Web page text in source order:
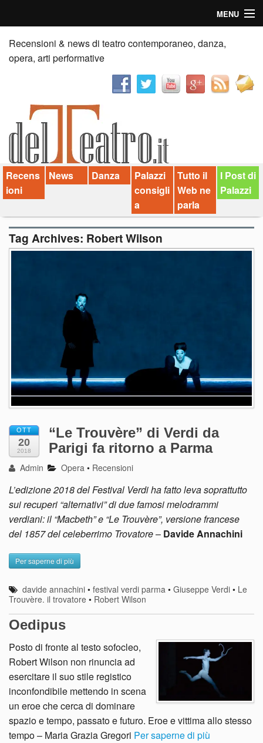
MENU
Home
Recensioni
News
Palazzi consiglia
Video
Chi siamo
Contatti
Recensioni & news di teatro contemporaneo, danza,
opera, arti performative
Recens
ioni
News Danza
Palazzi
consigli
a
Tutto il
Web ne
parla
I Post di
Palazzi
Tag Archives: Robert Wilson
OTT
20
2018
“Le Trouvère” di Verdi da
Parigi fa ritorno a Parma
Admin Opera • Recensioni
L’edizione 2018 del Festival Verdi ha fatto leva soprattutto
sui recuperi “alternativi” di due famosi melodrammi
verdiani: il “Macbeth” e “Le Trouvère”, versione francese
del 1857 del celeberrimo Trovatore– Davide Annachini
Per saperne di più
davide annachini •festival verdi parma •Giuseppe Verdi • Le
Trouvère. il trovatore • Robert Wilson
Oedipus
Posto di fronte al testo sofocleo,
Robert Wilson non rinuncia ad
esercitare il suo stile registico
inconfondibile mettendo in scena
un eroe che cerca di dominare
spazio e tempo, passato e futuro. Eroe e vittima allo stesso
tempo – Maria Grazia Gregori Per saperne di più